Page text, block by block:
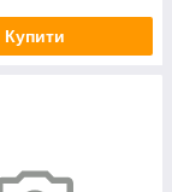
Купити